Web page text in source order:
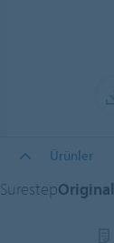
Ürünler
SurestepOriginal